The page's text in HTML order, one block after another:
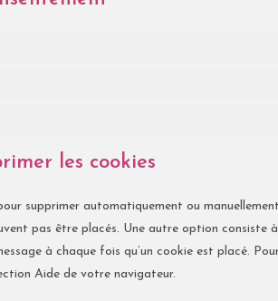
les cookies
supprimer automatiquement ou
pas être placés. Une autre option consiste
à chaque fois qu’un cookie est placé.
Aide de votre navigateur.